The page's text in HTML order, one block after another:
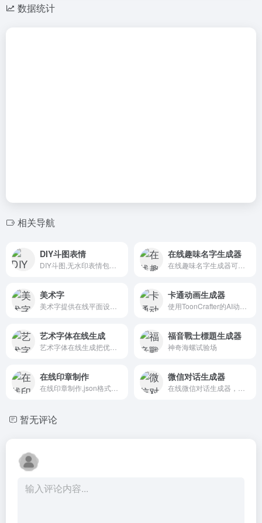
数据统计
相关导航
DIY斗图表情 在线趣味名字生成器
美术字 卡通动画生成器
艺术字体在线生成 福音戰士標題生成器
神奇海螺试验场
在线印章制作 微信对话生成器
暂无评论